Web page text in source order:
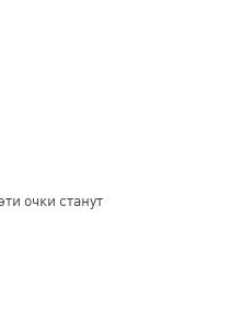
очки станут